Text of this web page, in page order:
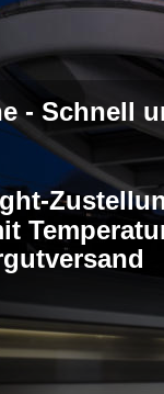
- Schnell